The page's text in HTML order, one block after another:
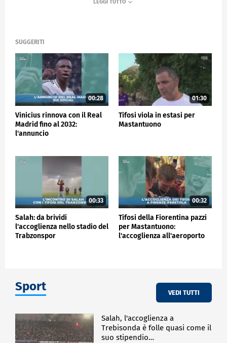
SUGGERITI
00:28
Vinicius rinnova con il Real
Madrid fino al 2032:
l'annuncio
01:30
Tifosi viola in estasi per
Mastantuono
00:33
Salah: da brividi
l'accoglienza nello stadio del
Trabzonspor
00:32
Tifosi della Fiorentina pazzi
per Mastantuono:
l'accoglienza all'aeroporto
Sport VEDI TUTTI
Salah, l'accoglienza a
Trebisonda è folle quasi come il
suo stipendio…